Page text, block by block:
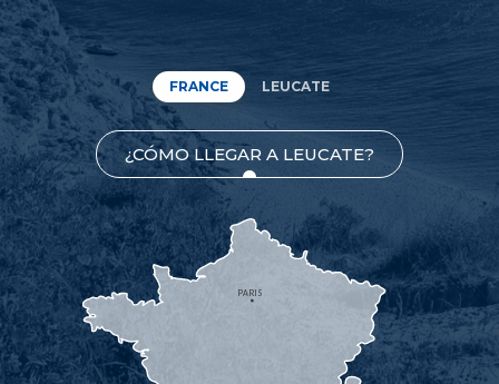
FRANCE LEUCATE
¿CÓMO LLEGAR A LEUCATE?
PARIS